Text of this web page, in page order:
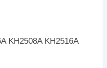
KH2508A KH2516A